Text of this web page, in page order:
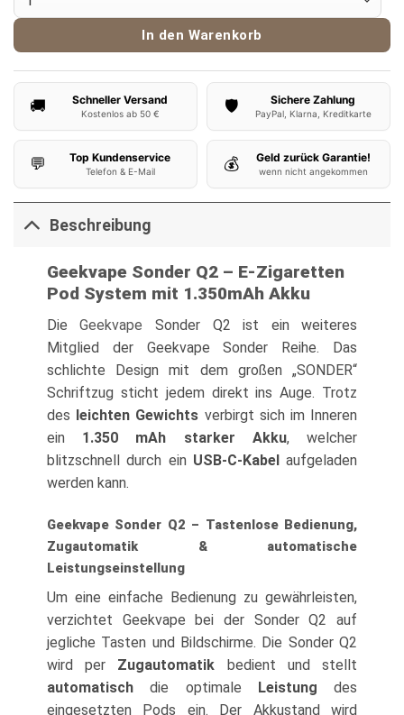
In den Warenkorb
🚚 Schneller Versand
Kostenlos ab 50 € 🛡️ Sichere Zahlung
PayPal, Klarna, Kreditkarte
💬 Top Kundenservice
Telefon & E-Mail 💰 Geld zurück Garantie!
wenn nicht angekommen
Beschreibung
Geekvape Sonder Q2 – E-Zigaretten
Pod System mit 1.350mAh Akku
DieGeekvape Sonder Q2 ist ein weiteres
Mitglied der Geekvape Sonder Reihe. Das
schlichte Design mit dem großen „SONDER“
Schriftzug sticht jedem direkt ins Auge. Trotz
des leichten Gewichts verbirgt sich im Inneren
ein 1.350 mAh starker Akku, welcher
blitzschnell durch ein USB-C-Kabelaufgeladen
werden kann.
Geekvape Sonder Q2 – Tastenlose Bedienung,
Zugautomatik & automatische
Leistungseinstellung
Um eine einfache Bedienung zu gewährleisten,
verzichtet Geekvape bei der Sonder Q2 auf
jegliche Tasten und Bildschirme. Die Sonder Q2
wird per Zugautomatik bedient und stellt
automatischdie optimale Leistung des
eingesetzten Pods ein. Der Akkustand wird